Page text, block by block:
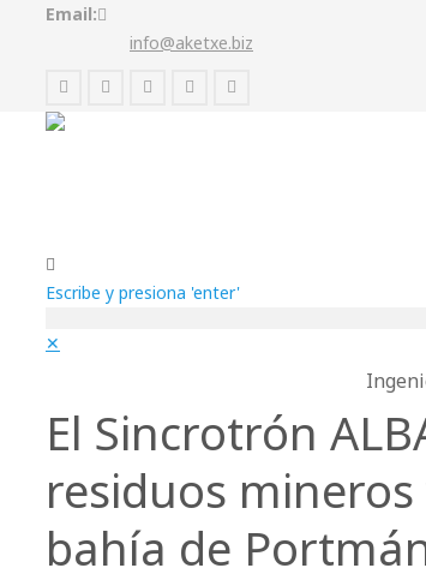
Email:
info@aketxe.biz
Escribe y presiona 'enter'
✕
El Sincrotrón
residuos
bahía de